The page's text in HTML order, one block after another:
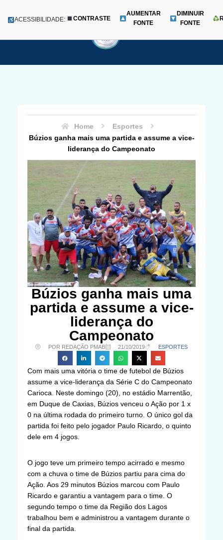
para
Menu
ACESSIBILIDADE: CONTRASTE
AUMENTAR
FONTE
DIMINUIR
FONTE
Home
Esportes
Búzios ganha mais uma partida e assume a vice-
liderança do Campeonato
Búzios ganha mais uma
partida e assume a vice-
liderança do
Campeonato
POR REDAÇÃO PMAB 21/10/2019 ESPORTES
Com mais uma vitória o time de futebol de Búzios
assume a vice-liderança da Série C do Campeonato
Carioca. Neste domingo (20), no estádio Marrentão,
em Duque de Caxias, Búzios venceu o Ação por 1 x
0 na última rodada do primeiro turno. O único gol da
partida foi feito pelo jogador Paulo Ricardo, o quinto
dele em 4 jogos.
O jogo teve um primeiro tempo acirrado e mesmo
com a chuva o time de Búzios partiu para cima do
Ação. Aos 29 minutos Búzios marcou com Paulo
Ricardo e garantiu a vantagem para o time. O
segundo tempo o time da Região dos Lagos
trabalhou bem e administrou a vantagem durante o
final da partida.